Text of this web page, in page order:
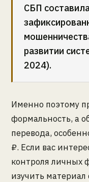
СБП
развитии
2024).
Именно поэтому
формальность, а
перевода,
₽. Если вас
контроля личных
изучить материал